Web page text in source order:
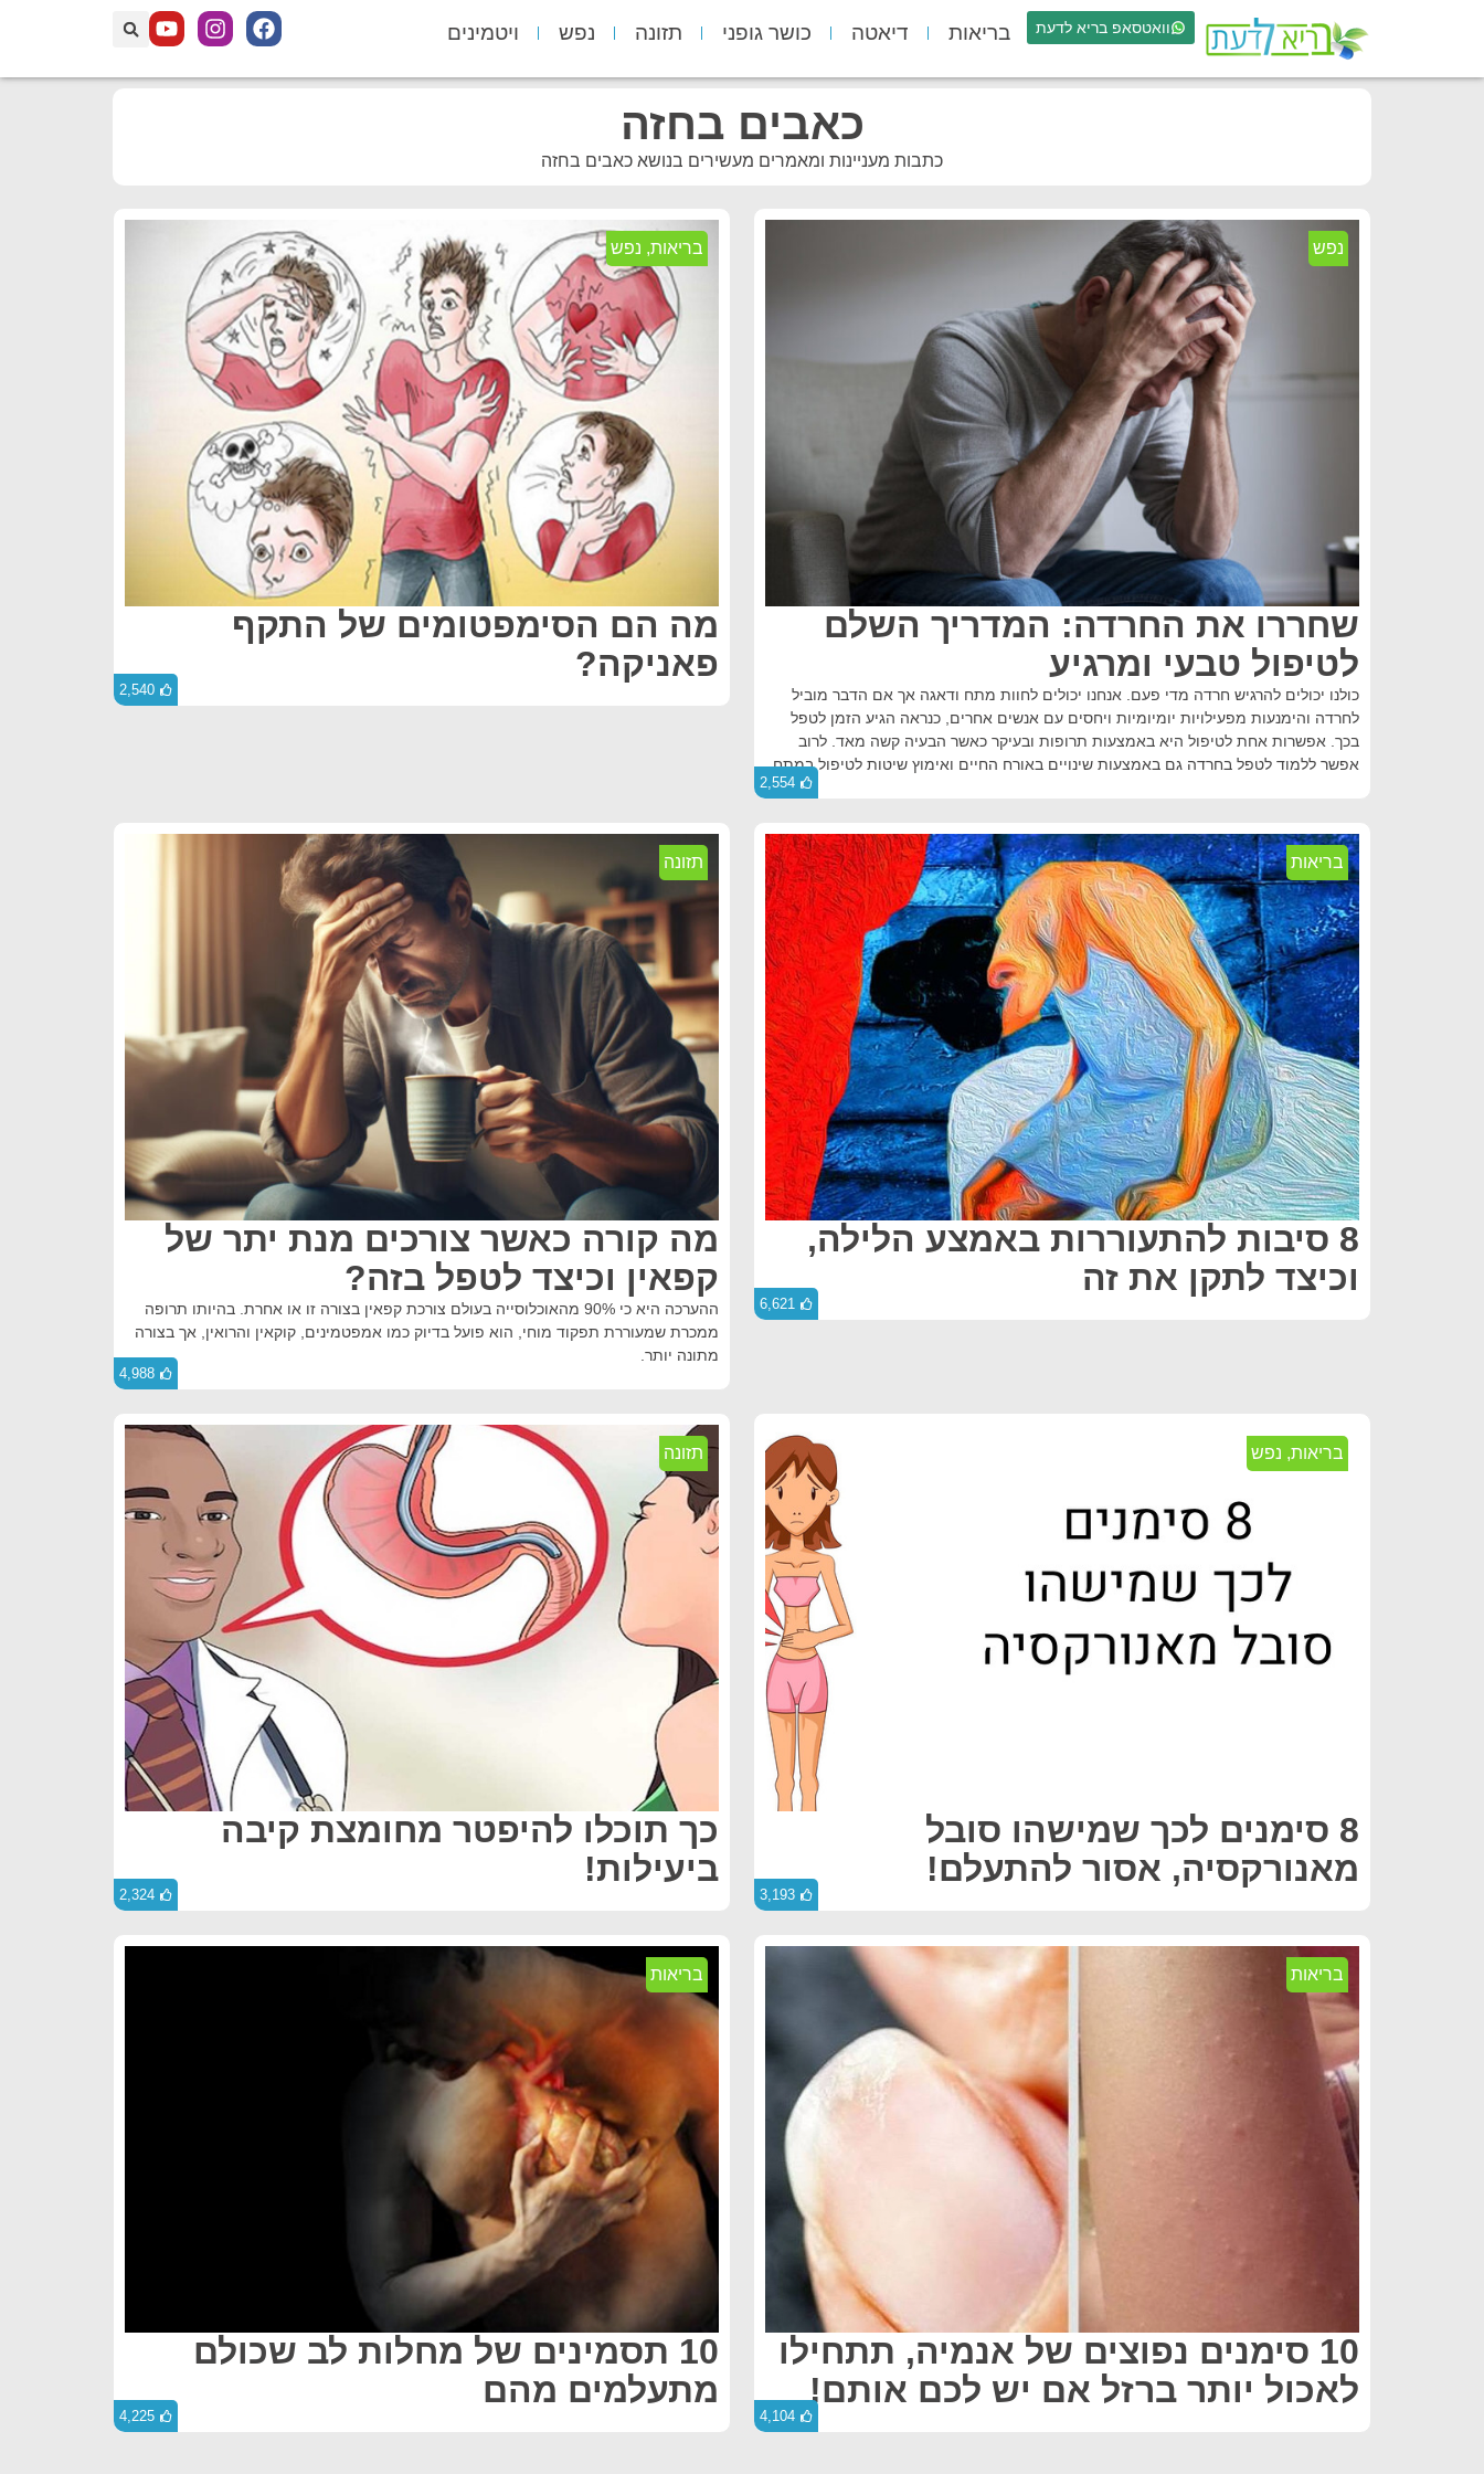
וואטסאפ בריא לדעת בריאות דיאטה כושר גופני תזונה נפש ויטמינים
כאבים בחזה
כתבות מעניינות ומאמרים מעשירים בנושא כאבים בחזה
נפש
שחררו את החרדה: המדריך השלם
לטיפול טבעי ומרגיע
כולנו יכולים להרגיש חרדה מדי פעם. אנחנו יכולים לחוות מתח ודאגה אך אם הדבר מוביל
לחרדה והימנעות מפעילויות יומיומיות ויחסים עם אנשים אחרים, כנראה הגיע הזמן לטפל
בכך. אפשרות אחת לטיפול היא באמצעות תרופות ובעיקר כאשר הבעיה קשה מאד. לרוב
אפשר ללמוד לטפל בחרדה גם באמצעות שינויים באורח החיים ואימוץ שיטות לטיפול במתח.
2,554
בריאות, נפש
מה הם הסימפטומים של התקף
פאניקה?
2,540
בריאות
8 סיבות להתעוררות באמצע הלילה,
וכיצד לתקן את זה
6,621
תזונה
מה קורה כאשר צורכים מנת יתר של
קפאין וכיצד לטפל בזה?
ההערכה היא כי 90% מהאוכלוסייה בעולם צורכת קפאין בצורה זו או אחרת. בהיותו תרופה
ממכרת שמעוררת תפקוד מוחי, הוא פועל בדיוק כמו אמפטמינים, קוקאין והרואין, אך בצורה
מתונה יותר.
4,988
בריאות, נפש
8 סימנים לכך שמישהו סובל
מאנורקסיה, אסור להתעלם!
3,193
תזונה
כך תוכלו להיפטר מחומצת קיבה
ביעילות!
2,324
בריאות
10 סימנים נפוצים של אנמיה, תתחילו
לאכול יותר ברזל אם יש לכם אותם!
4,104
בריאות
10 תסמינים של מחלות לב שכולם
מתעלמים מהם
4,225